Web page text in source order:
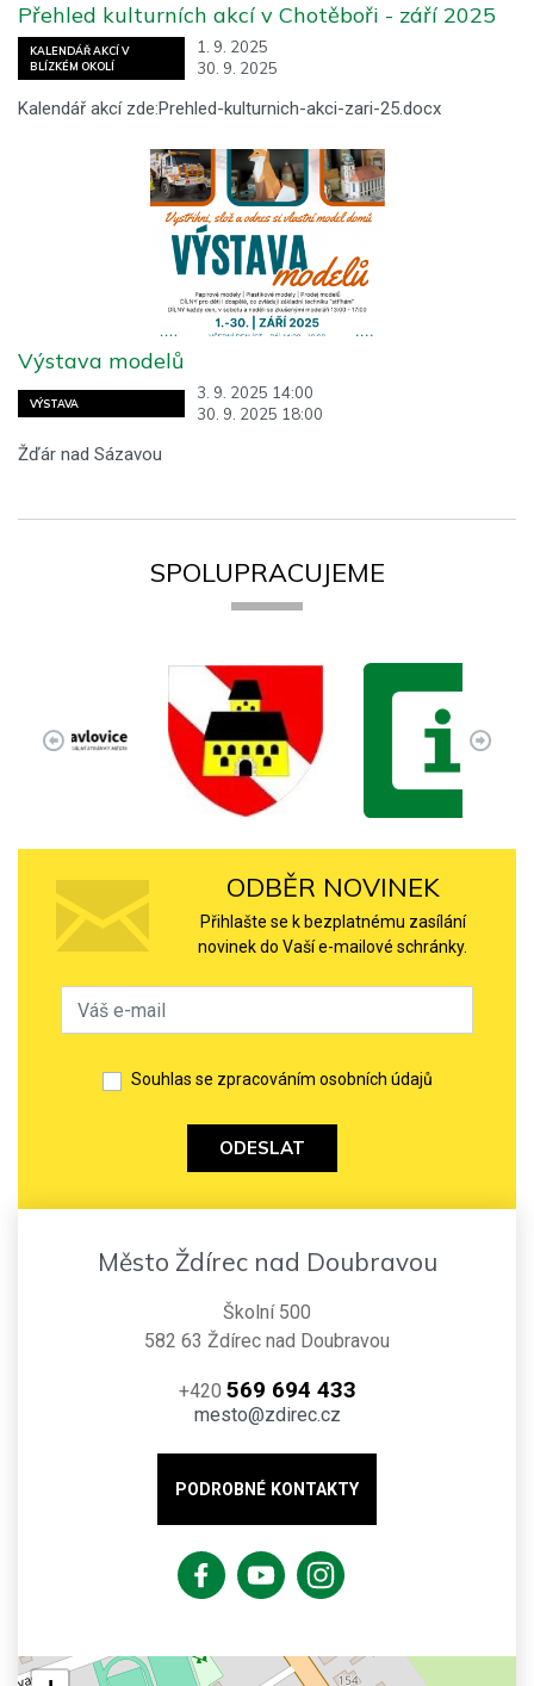
KALENDÁŘ AKCÍ V
BLÍZKÉM OKOLÍ
1. 9. 2025
30. 9. 2025
Přehled kulturních akcí v Chotěboři - září 2025
Kalendář akcí zde:Prehled-kulturnich-akci-zari-25.docx
VÝSTAVA
3. 9. 2025 14:00
30. 9. 2025 18:00
Výstava modelů
Žďár nad Sázavou
SPOLUPRACUJEME
ODBĚR NOVINEK
Přihlašte se k bezplatnému zasílání
novinek do Vaší e-mailové schránky.
Souhlas se zpracováním osobních údajů
ODESLAT
Město Ždírec nad Doubravou
Školní 500
582 63 Ždírec nad Doubravou
+420 569 694 433
mesto@zdirec.cz
PODROBNÉ KONTAKTY